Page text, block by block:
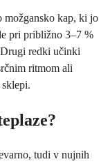
možgansko kap, ki jo
pri približno 3–7 %
redki učinki
ritmom ali
tudi v nujnih